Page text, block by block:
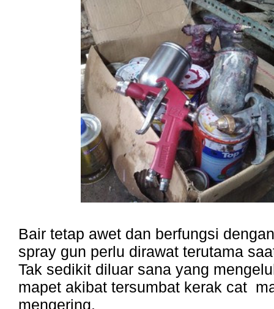
Bair tetap awet dan berfungsi
spray gun perlu dirawat terutama
Tak sedikit diluar sana yang
mapet akibat tersumbat kerak cat
mengering.